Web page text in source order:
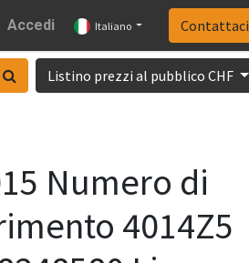
Accedi Italiano Contattaci
Listino prezzi al pubblico CHF
Numero di
4014Z5